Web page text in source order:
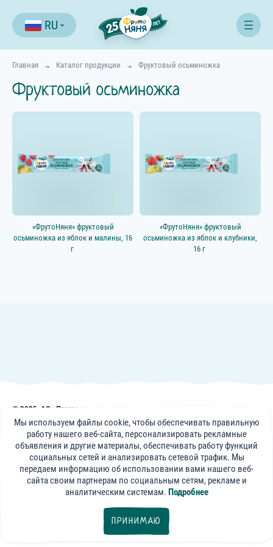
RU
Главная Каталог продукции Фруктовый осьминожка
Фруктовый осьминожка
Фильтр
«ФрутоНяня» фруктовый
осьминожка из яблок и малины, 16
г
«ФрутоНяня» фруктовый
осьминожка из яблок и клубники,
16 г
© 2025, АО «Прогресс»
Публикации, советы и видеоматериалы на сайте frutonyanya.by носят
информативный характер. Консультации специалистов портала носят
справочный характер и не могут заменить визит к вашему лечащему
«ФрутоНяня»
Мы используем файлы cookie, чтобы обеспечивать правильную
работу нашего веб-сайта, персонализировать рекламные
объявления и другие материалы, обеспечивать работу функций
социальных сетей и анализировать сетевой трафик. Мы
передаем информацию об использовании вами нашего веб-
сайта своим партнерам по социальным сетям, рекламе и
аналитическим системам. Подробнее
ПРИНИМАЮ